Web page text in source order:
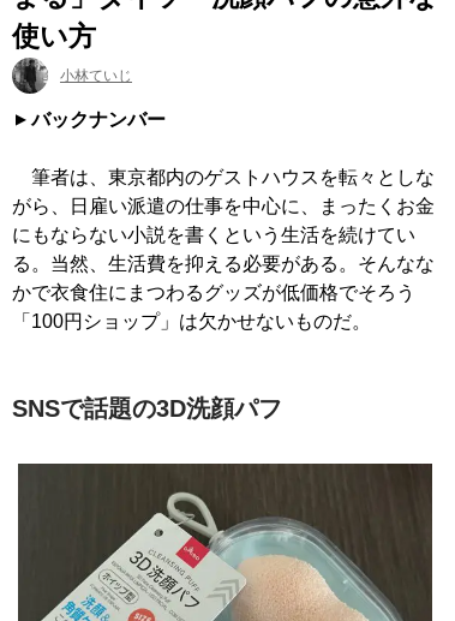
使い方
小林ていじ
バックナンバー
筆者は、東京都内のゲストハウスを転々としな
がら、日雇い派遣の仕事を中心に、まったくお金
にもならない小説を書くという生活を続けてい
る。当然、生活費を抑える必要がある。そんなな
かで衣食住にまつわるグッズが低価格でそろう
「100円ショップ」は欠かせないものだ。
SNSで話題の3D洗顔パフ